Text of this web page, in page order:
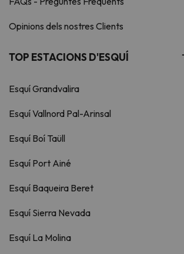
Opinions dels nostres Clients
TOP ESTACIONS D'ESQUÍ
Esquí Grandvalira
Esquí Vallnord Pal-Arinsal
Esquí Boí Taüll
Esquí Port Ainé
Esquí Baqueira Beret
Esquí Sierra Nevada
Esquí La Molina